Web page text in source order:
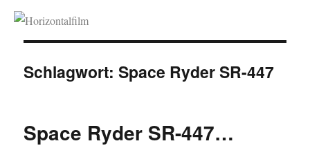
Horizontalfilm
Schlagwort:Space Ryder SR-447
Space Ryder SR-447…